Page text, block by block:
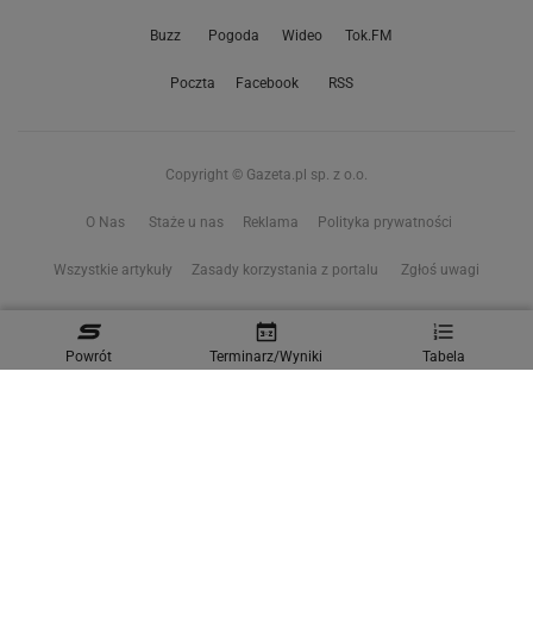
Powrót Terminarz/Wyniki Tabela
Buzz Pogoda Wideo Tok.FM
Poczta Facebook RSS
Copyright © Gazeta.pl sp. z o.o.
O Nas Staże u nas Reklama Polityka prywatności
Wszystkie artykuły Zasady korzystania z portalu Zgłoś uwagi